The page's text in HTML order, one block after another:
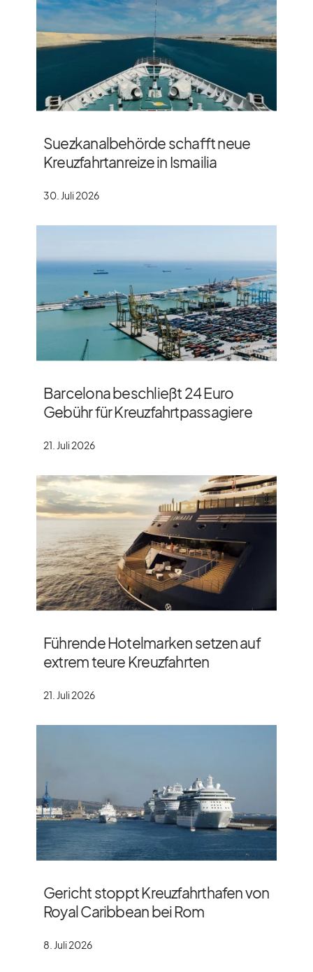
Suezkanalbehörde schafft neue
Kreuzfahrtanreize in Ismailia
30. Juli 2026
Barcelona beschließt 24 Euro
Gebühr für Kreuzfahrtpassagiere
21. Juli 2026
Führende Hotelmarken setzen auf
extrem teure Kreuzfahrten
21. Juli 2026
Gericht stoppt Kreuzfahrthafen von
Royal Caribbean bei Rom
8. Juli 2026